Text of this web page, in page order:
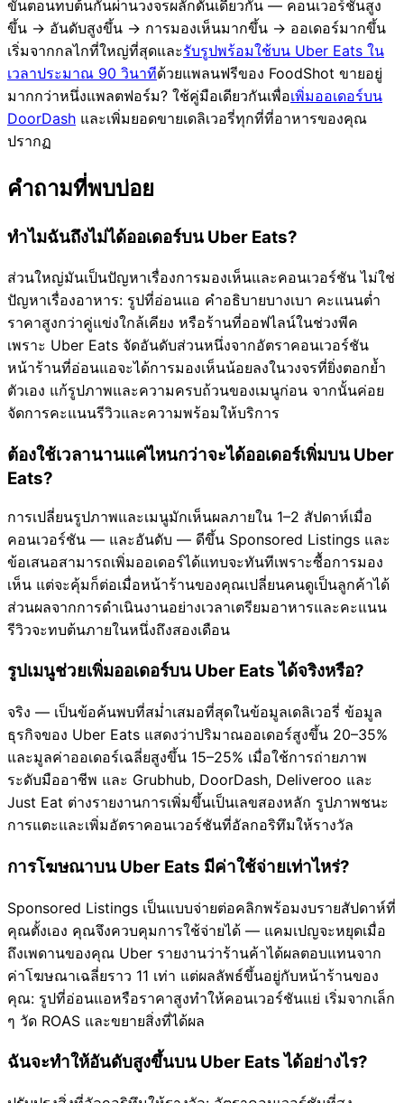
ขั้นตอนทบต้นกันผ่านวงจรผลักดันเดียวกัน — คอนเวอร์ชันสูง
ขึ้น → อันดับสูงขึ้น → การมองเห็นมากขึ้น → ออเดอร์มากขึ้น
เริ่มจากกลไกที่ใหญ่ที่สุดและรับรูปพร้อมใช้บน Uber Eats ใน
เวลาประมาณ 90 วินาทีด้วยแพลนฟรีของ FoodShot ขายอยู่
มากกว่าหนึ่งแพลตฟอร์ม? ใช้คู่มือเดียวกันเพื่อเพิ่มออเดอร์บน
DoorDash และเพิ่มยอดขายเดลิเวอรี่ทุกที่ที่อาหารของคุณ
ปรากฏ
คำถามที่พบบ่อย
ทำไมฉันถึงไม่ได้ออเดอร์บน Uber Eats?
ส่วนใหญ่มันเป็นปัญหาเรื่องการมองเห็นและคอนเวอร์ชัน ไม่ใช่
ปัญหาเรื่องอาหาร: รูปที่อ่อนแอ คำอธิบายบางเบา คะแนนต่ำ
ราคาสูงกว่าคู่แข่งใกล้เคียง หรือร้านที่ออฟไลน์ในช่วงพีค
เพราะ Uber Eats จัดอันดับส่วนหนึ่งจากอัตราคอนเวอร์ชัน
หน้าร้านที่อ่อนแอจะได้การมองเห็นน้อยลงในวงจรที่ยิ่งตอกย้ำ
ตัวเอง แก้รูปภาพและความครบถ้วนของเมนูก่อน จากนั้นค่อย
จัดการคะแนนรีวิวและความพร้อมให้บริการ
ต้องใช้เวลานานแค่ไหนกว่าจะได้ออเดอร์เพิ่มบน Uber
Eats?
การเปลี่ยนรูปภาพและเมนูมักเห็นผลภายใน 1–2 สัปดาห์เมื่อ
คอนเวอร์ชัน — และอันดับ — ดีขึ้น Sponsored Listings และ
ข้อเสนอสามารถเพิ่มออเดอร์ได้แทบจะทันทีเพราะซื้อการมอง
เห็น แต่จะคุ้มก็ต่อเมื่อหน้าร้านของคุณเปลี่ยนคนดูเป็นลูกค้าได้
ส่วนผลจากการดำเนินงานอย่างเวลาเตรียมอาหารและคะแนน
รีวิวจะทบต้นภายในหนึ่งถึงสองเดือน
รูปเมนูช่วยเพิ่มออเดอร์บน Uber Eats ได้จริงหรือ?
จริง — เป็นข้อค้นพบที่สม่ำเสมอที่สุดในข้อมูลเดลิเวอรี่ ข้อมูล
ธุรกิจของ Uber Eats แสดงว่าปริมาณออเดอร์สูงขึ้น 20–35%
และมูลค่าออเดอร์เฉลี่ยสูงขึ้น 15–25% เมื่อใช้การถ่ายภาพ
ระดับมืออาชีพ และ Grubhub, DoorDash, Deliveroo และ
Just Eat ต่างรายงานการเพิ่มขึ้นเป็นเลขสองหลัก รูปภาพชนะ
การแตะและเพิ่มอัตราคอนเวอร์ชันที่อัลกอริทึมให้รางวัล
การโฆษณาบน Uber Eats มีค่าใช้จ่ายเท่าไหร่?
Sponsored Listings เป็นแบบจ่ายต่อคลิกพร้อมงบรายสัปดาห์ที่
คุณตั้งเอง คุณจึงควบคุมการใช้จ่ายได้ — แคมเปญจะหยุดเมื่อ
ถึงเพดานของคุณ Uber รายงานว่าร้านค้าได้ผลตอบแทนจาก
ค่าโฆษณาเฉลี่ยราว 11 เท่า แต่ผลลัพธ์ขึ้นอยู่กับหน้าร้านของ
คุณ: รูปที่อ่อนแอหรือราคาสูงทำให้คอนเวอร์ชันแย่ เริ่มจากเล็ก
ๆ วัด ROAS และขยายสิ่งที่ได้ผล
ฉันจะทำให้อันดับสูงขึ้นบน Uber Eats ได้อย่างไร?